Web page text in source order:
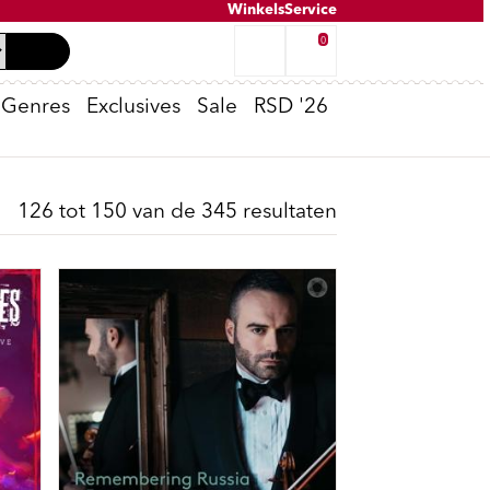
WinkelsService
0
Genres Exclusives Sale RSD '26
126 tot 150 van de 345 resultaten